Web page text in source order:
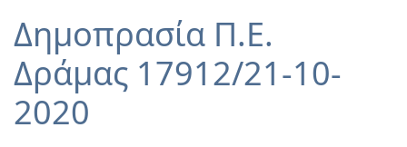
Δημοπρασία Π.Ε.
Δράμας 17912/21-10-
2020